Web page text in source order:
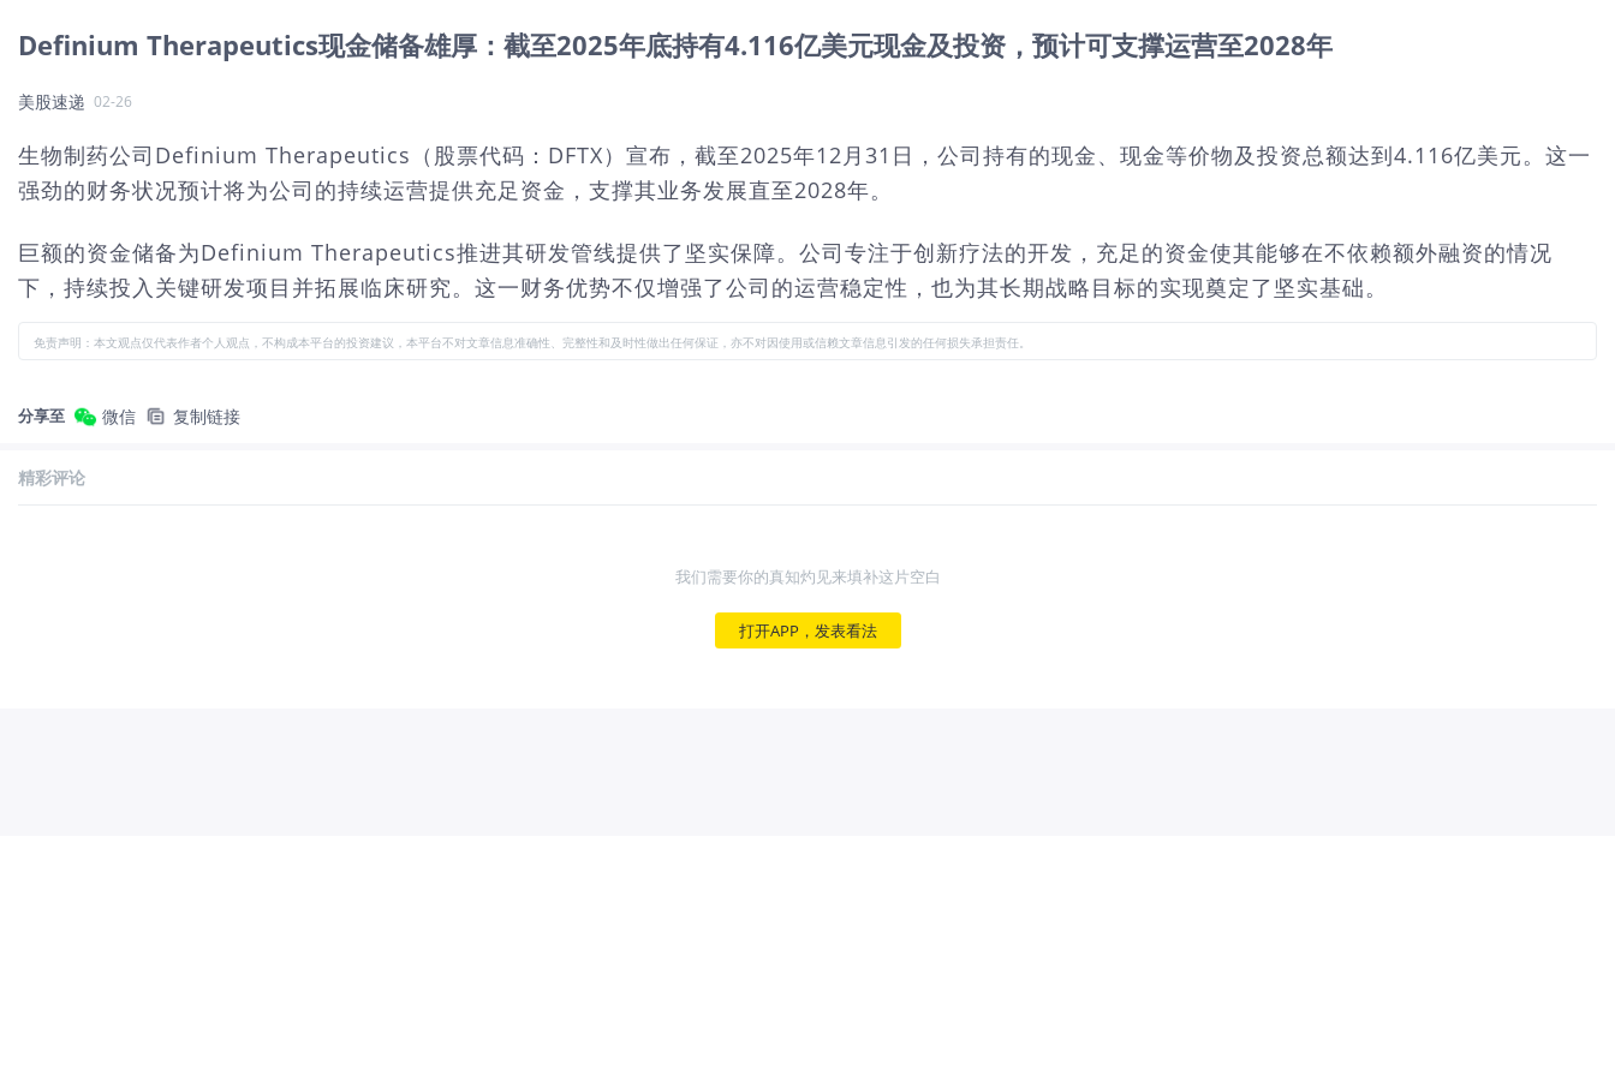
Definium Therapeutics现金储备雄厚：截至2025年底持有4.116亿美元现金及投资，预计可支撑运营至2028年
美股速递 02-26
生物制药公司Definium Therapeutics（股票代码：DFTX）宣布，截至2025年12月31日，公司持有的现金、现金等价物及投资总额达到4.116亿美元。这一
强劲的财务状况预计将为公司的持续运营提供充足资金，支撑其业务发展直至2028年。
巨额的资金储备为Definium Therapeutics推进其研发管线提供了坚实保障。公司专注于创新疗法的开发，充足的资金使其能够在不依赖额外融资的情况
下，持续投入关键研发项目并拓展临床研究。这一财务优势不仅增强了公司的运营稳定性，也为其长期战略目标的实现奠定了坚实基础。
免责声明：本文观点仅代表作者个人观点，不构成本平台的投资建议，本平台不对文章信息准确性、完整性和及时性做出任何保证，亦不对因使用或信赖文章信息引发的任何损失承担责任。
分享至 微信 复制链接
精彩评论
我们需要你的真知灼见来填补这片空白
打开APP，发表看法